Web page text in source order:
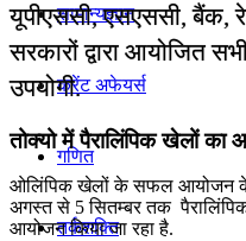
सामान्यज्ञान
करेंट अफेयर्स
गणित
तर्कशक्ति
यूपीएससी, एसएससी, बैंक,
सरकारों द्वारा आयोजित
उपयोगी.
तोक्‍यो में पैरालिंपिक खेलों का
ओलिंपिक खेलों के सफल आयोजन के
अगस्त से 5 सितम्बर तक
आयोजन किया जा रहा है.